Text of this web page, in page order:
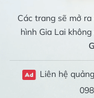
Các trang sẽ mở
hình Gia Lai
Liên hệ